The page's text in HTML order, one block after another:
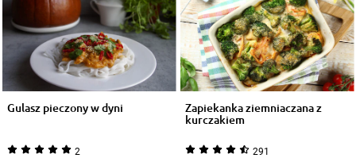
Gulasz pieczony w dyni
2
Zapiekanka ziemniaczana z
kurczakiem
291